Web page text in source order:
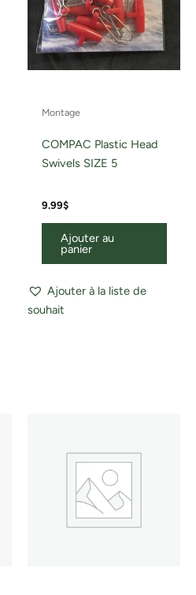
Montage
COMPAC Plastic Head
Swivels SIZE 5
9.99$
Ajouter au
panier
Ajouter à la liste de
souhait